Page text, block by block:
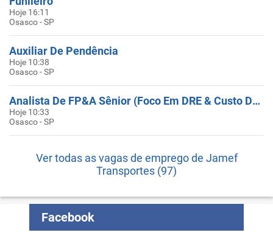
Hoje 16:11
Osasco - SP
Auxiliar De Pendência
Hoje 10:38
Osasco - SP
Analista De FP&A Sênior (Foco Em DRE & Custo De Servir)
Hoje 10:33
Osasco - SP
Ver todas as vagas de emprego de Jamef
Transportes (97)
Facebook